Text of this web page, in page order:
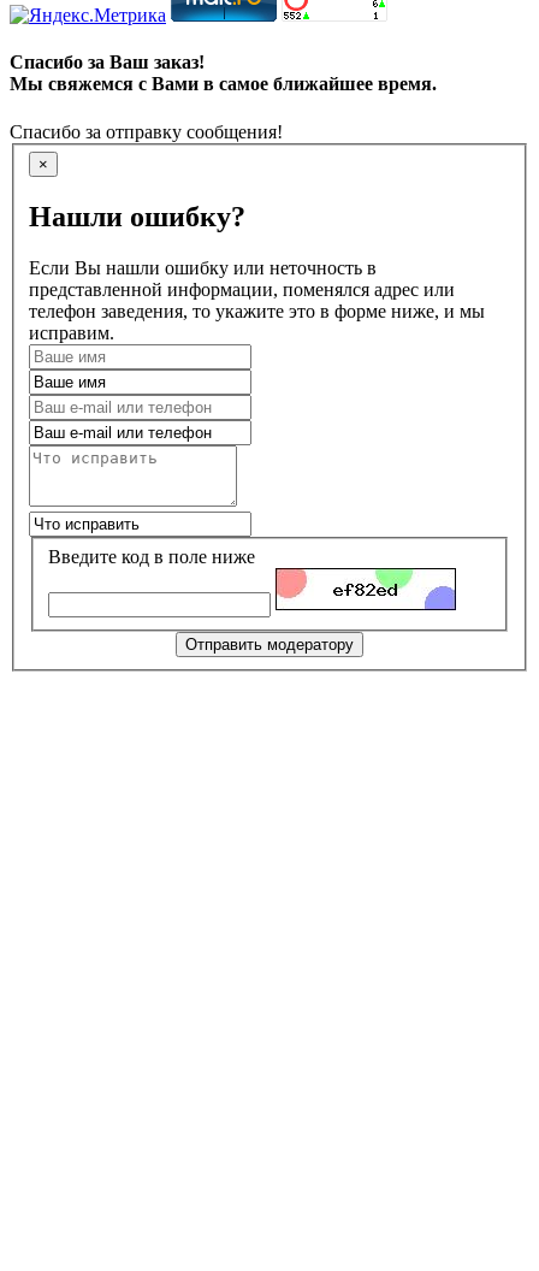
Спасибо за Ваш заказ!
Мы свяжемся с Вами в самое ближайшее время.
Спасибо за отправку сообщения!
×
Нашли ошибку?
Если Вы нашли ошибку или неточность в
представленной информации, поменялся адрес или
телефон заведения, то укажите это в форме ниже, и мы
исправим.
Введите код в поле ниже
Отправить модератору